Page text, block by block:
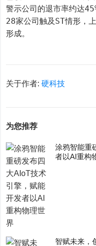
警示公司的退市率约达
28家公司触及ST情形，
形成。
关于作者:硬科技
为您推荐
涂鸦智能重
者以AI重构
智赋未来，